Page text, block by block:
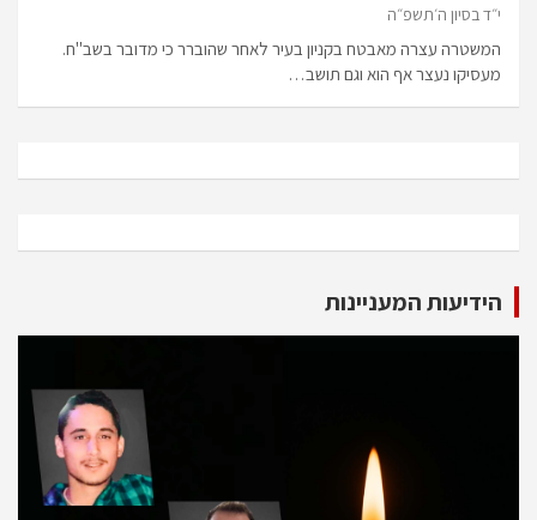
י״ד בסיון ה׳תשפ״ה
המשטרה עצרה מאבטח בקניון בעיר לאחר שהוברר כי מדובר בשב"ח.
מעסיקו נעצר אף הוא וגם תושב…
הידיעות המעניינות